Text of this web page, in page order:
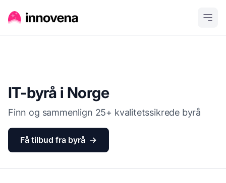
IT-byrå i Norge
Finn og sammenlign 25+ kvalitetssikrede byrå
Få tilbud fra byrå →